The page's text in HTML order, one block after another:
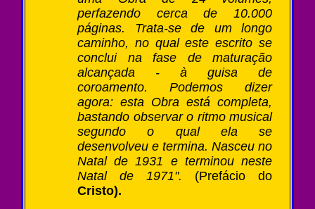
perfazendo cerca de 10.000
páginas. Trata-se de um longo
caminho, no qual este escrito se
conclui na fase de maturação
alcançada - à guisa de
coroamento. Podemos dizer
agora: esta Obra está completa,
bastando observar o ritmo musical
segundo o qual ela se
desenvolveu e termina. Nasceu no
Natal de 1931 e terminou neste
Natal de 1971". (Prefácio do
Cristo).